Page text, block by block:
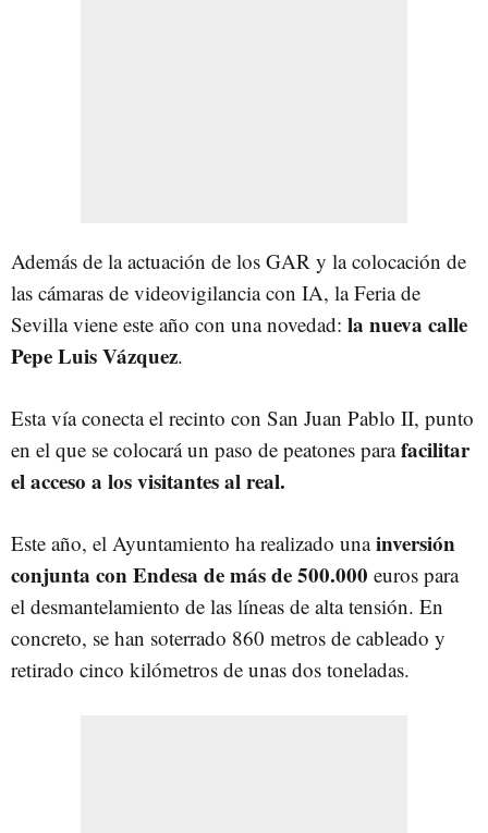
Además de la actuación de los GAR y la colocación de
las cámaras de videovigilancia con IA, la Feria de
Sevilla viene este año con una novedad: la nueva calle
Pepe Luis Vázquez.
Esta vía conecta el recinto con San Juan Pablo II, punto
en el que se colocará un paso de peatones parafacilitar
el acceso a los visitantes al real.
Este año, el Ayuntamiento ha realizado unainversión
conjunta con Endesa de más de 500.000 euros para
el desmantelamiento de las líneas de alta tensión. En
concreto, se han soterrado 860 metros de cableado y
retirado cinco kilómetros de unas dos toneladas.